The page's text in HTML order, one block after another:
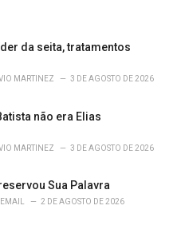
da seita, tratamentos
MARTINEZ 3 DE AGOSTO DE 2026
não era Elias
MARTINEZ 3 DE AGOSTO DE 2026
Sua Palavra
EMAIL 2 DE AGOSTO DE 2026